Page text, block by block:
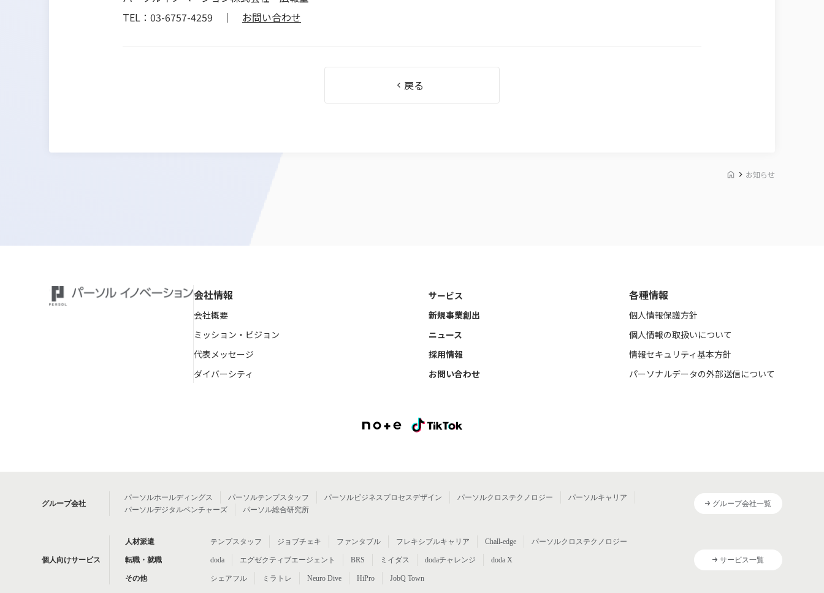
TEL：03-6757-4259 ｜ お問い合わせ
戻る
お知らせ
会社情報
会社概要
ミッション・ビジョン
代表メッセージ
ダイバーシティ
サービス
新規事業創出
ニュース
採用情報
お問い合わせ
各種情報
個人情報保護方針
個人情報の取扱いについて
情報セキュリティ基本方針
パーソナルデータの外部送信について
グループ会社
パーソルホールディングス パーソルテンプスタッフ パーソルビジネスプロセスデザイン パーソルクロステクノロジー
パーソルキャリア
パーソルデジタルベンチャーズ
パーソル総合研究所
グループ会社一覧
個人向けサービス
人材派遣 テンプスタッフ ジョブチェキ ファンタブル フレキシブルキャリア Chall-edge パーソルクロステクノロジー
転職・就職 doda エグゼクティブエージェント BRS ミイダス dodaチャレンジ doda X
その他 シェアフル ミラトレ Neuro Dive HiPro JobQ Town
サービス一覧